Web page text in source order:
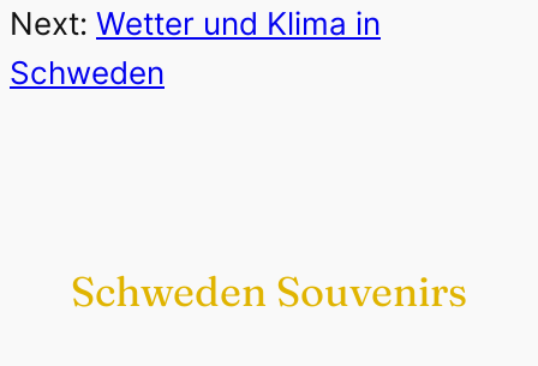
Next: Wetter und Klima in
Schweden
Schweden Souvenirs